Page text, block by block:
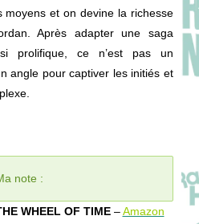
et on devine la richesse
Après adapter une saga
prolifique, ce n’est pas un
angle pour captiver les initiés et
note :
WHEEL OF TIME–Amazon